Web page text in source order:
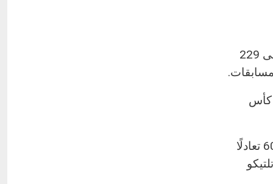
وبحسب صحيفة ماركا، فقد لعب أتلتيكو وريال مدريد دور البطولة فى 229
، دوري الأبطال (9)، كأس الرابطة (4)، كأس
رصيد نتائج 229 ديربيًا قبل مباراة الأحد هو 113 فوزًا لريال مدريد، 60 تعادلًا
سجلها أتلتيكو